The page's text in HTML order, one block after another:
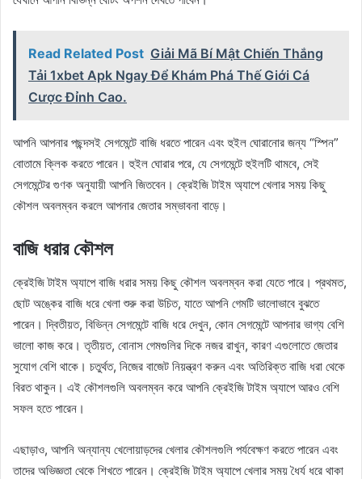
Read Related Post Giải Mã Bí Mật Chiến Thắng
Tải 1xbet Apk Ngay Để Khám Phá Thế Giới Cá
Cược Đỉnh Cao.
আপনি আপনার পছন্দসই সেগমেন্টে বাজি ধরতে পারেন এবং হুইল ঘোরানোর জন্য “স্পিন”
বোতামে ক্লিক করতে পারেন। হুইল ঘোরার পরে, যে সেগমেন্টে হুইলটি থামবে, সেই
সেগমেন্টের গুণক অনুযায়ী আপনি জিতবেন। ক্রেইজি টাইম অ্যাপে খেলার সময় কিছু
কৌশল অবলম্বন করলে আপনার জেতার সম্ভাবনা বাড়ে।
বাজি ধরার কৌশল
ক্রেইজি টাইম অ্যাপে বাজি ধরার সময় কিছু কৌশল অবলম্বন করা যেতে পারে। প্রথমত,
ছোট অঙ্কের বাজি ধরে খেলা শুরু করা উচিত, যাতে আপনি গেমটি ভালোভাবে বুঝতে
পারেন। দ্বিতীয়ত, বিভিন্ন সেগমেন্টে বাজি ধরে দেখুন, কোন সেগমেন্টে আপনার ভাগ্য বেশি
ভালো কাজ করে। তৃতীয়ত, বোনাস গেমগুলির দিকে নজর রাখুন, কারণ এগুলোতে জেতার
সুযোগ বেশি থাকে। চতুর্থত, নিজের বাজেট নিয়ন্ত্রণ করুন এবং অতিরিক্ত বাজি ধরা থেকে
বিরত থাকুন। এই কৌশলগুলি অবলম্বন করে আপনি ক্রেইজি টাইম অ্যাপে আরও বেশি
সফল হতে পারেন।
এছাড়াও, আপনি অন্যান্য খেলোয়াড়দের খেলার কৌশলগুলি পর্যবেক্ষণ করতে পারেন এবং
তাদের অভিজ্ঞতা থেকে শিখতে পারেন। ক্রেইজি টাইম অ্যাপে খেলার সময় ধৈর্য ধরে থাকা